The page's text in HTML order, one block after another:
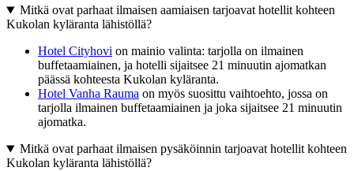
Mitkä ovat parhaat ilmaisen aamiaisen tarjoavat hotellit kohteen
Kukolan kyläranta lähistöllä?
Hotel Cityhovi on mainio valinta: tarjolla on ilmainen
buffetaamiainen, ja hotelli sijaitsee 21 minuutin ajomatkan
päässä kohteesta Kukolan kyläranta.
Hotel Vanha Rauma on myös suosittu vaihtoehto, jossa on
tarjolla ilmainen buffetaamiainen ja joka sijaitsee 21 minuutin
ajomatka.
Mitkä ovat parhaat ilmaisen pysäköinnin tarjoavat hotellit kohteen
Kukolan kyläranta lähistöllä?